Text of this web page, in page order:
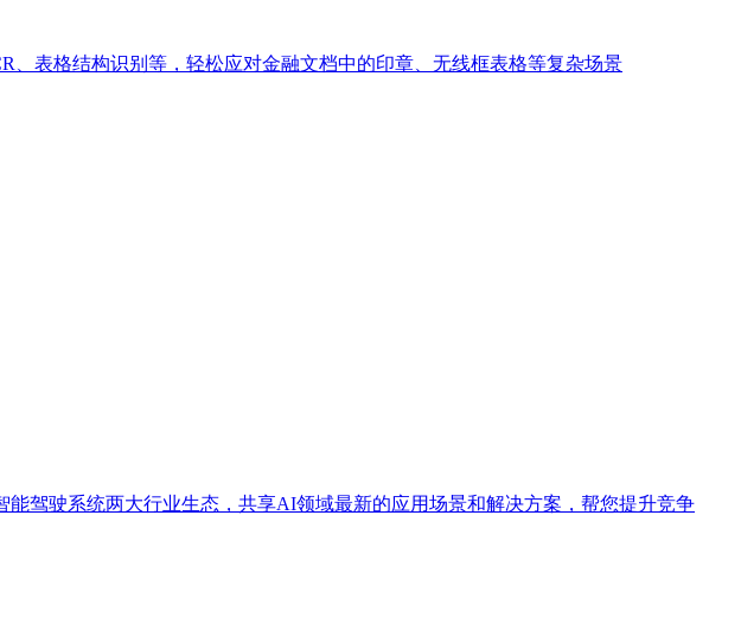
、表格结构识别等，轻松应对金融文档中的印章、无线框表格等复杂场景
驾驶系统两大行业生态，共享AI领域最新的应用场景和解决方案，帮您提升竞争